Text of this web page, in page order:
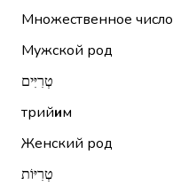
Множественное число
Мужской род
טְרִיִּים
трийим
Женский род
טְרִיּוֹת